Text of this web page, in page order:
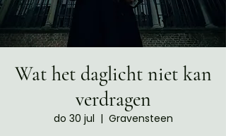
Wat het daglicht niet kan
verdragen
do 30 jul
  |
Gravensteen